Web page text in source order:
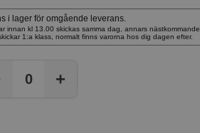
i lager för omgående leverans.
innan kl 13.00 skickas samma dag, annars nästkommande
1:a klass, normalt finns varorna hos dig dagen efter.
0 +